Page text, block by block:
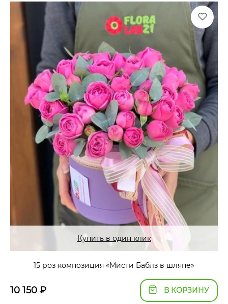
Купить в один клик
15 роз композиция «Мисти Баблз в шляпе»
10 150 ₽ В КОРЗИНУ